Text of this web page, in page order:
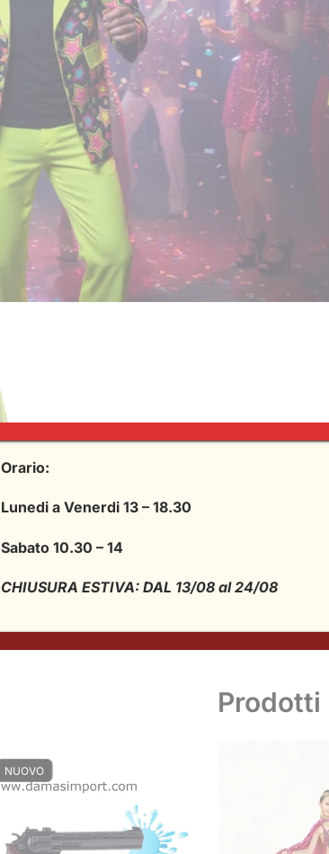
Prodotti
NUOVO
Orario:
Lunedi a Venerdi 13 – 18.30
Sabato 10.30 – 14
CHIUSURA ESTIVA: DAL 13/08 al 24/08